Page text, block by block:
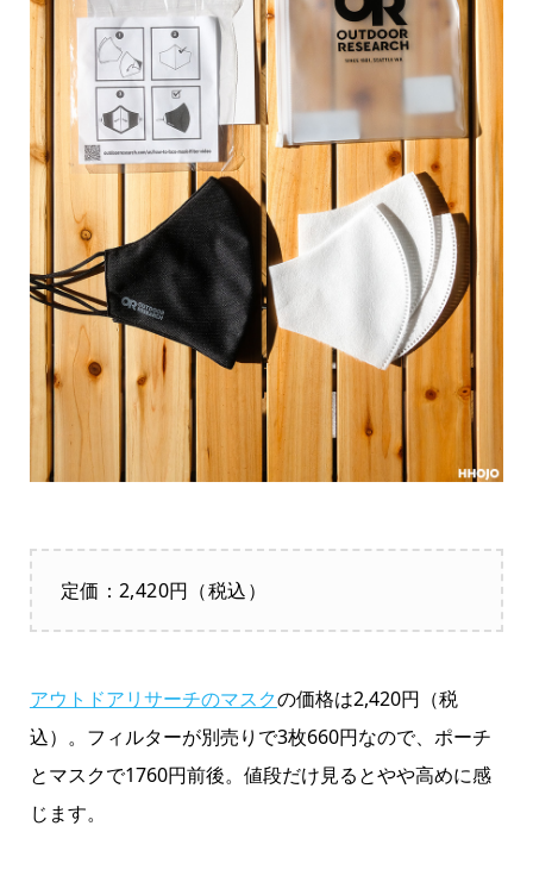
定価：2,420円（税込）
アウトドアリサーチのマスクの価格は2,420円（税
込）。フィルターが別売りで3枚660円なので、ポーチ
とマスクで1760円前後。値段だけ見るとやや高めに感
じます。